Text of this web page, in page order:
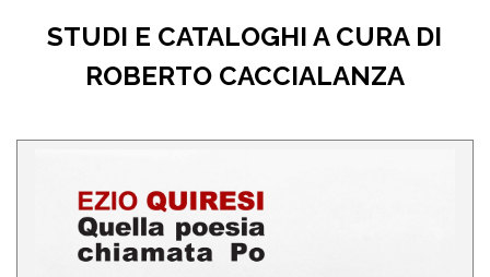
STUDI E CATALOGHI A CURA DI
ROBERTO CACCIALANZA